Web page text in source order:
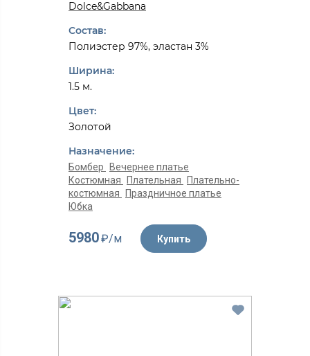
Dolce&Gabbana
Состав:
Полиэстер 97%, эластан 3%
Ширина:
1.5 м.
Цвет:
Золотой
Назначение:
Бомбер
Вечернее платье
Костюмная
Плательная
Плательно-
костюмная
Праздничное платье
Юбка
5980₽/м Купить